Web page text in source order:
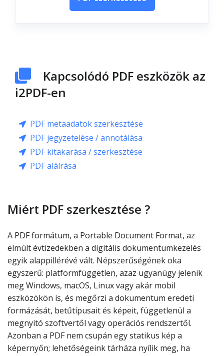
Kapcsolódó PDF eszközök az
i2PDF-en
PDF metaadatok szerkesztése
PDF jegyzetelése / annotálása
PDF kitakarása / szerkesztése
PDF aláírása
Miért PDF szerkesztése ?
A PDF formátum, a Portable Document Format, az
elmúlt évtizedekben a digitális dokumentumkezelés
egyik alappillérévé vált. Népszerűségének oka
egyszerű: platformfüggetlen, azaz ugyanúgy jelenik
meg Windows, macOS, Linux vagy akár mobil
eszközökön is, és megőrzi a dokumentum eredeti
formázását, betűtípusait és képeit, függetlenül a
megnyitó szoftvertől vagy operációs rendszertől.
Azonban a PDF nem csupán egy statikus kép a
képernyőn; lehetőségeink tárháza nyílik meg, ha